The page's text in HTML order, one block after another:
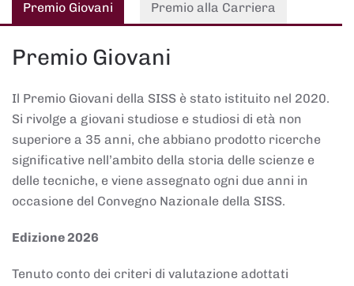
Premio Giovani Premio alla Carriera
Premio Giovani
Il Premio Giovani della SISS è stato istituito nel 2020.
Si rivolge a giovani studiose e studiosi di età non
superiore a 35 anni, che abbiano prodotto ricerche
significative nell’ambito della storia delle scienze e
delle tecniche, e viene assegnato ogni due anni in
occasione del Convegno Nazionale della SISS.
Edizione 2026
Tenuto conto dei criteri di valutazione adottati